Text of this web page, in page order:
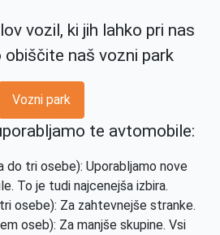
vozil, ki jih lahko pri nas
naš vozni park
Vozni park
te avtomobile:
do tri osebe): Uporabljamo nove
To je tudi najcenejša izbira.
osebe): Za zahtevnejše stranke.
oseb): Za manjše skupine. Vsi